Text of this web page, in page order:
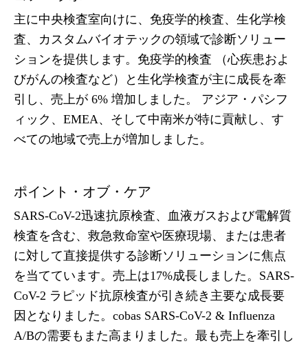
主に中央検査室向けに、免疫学的検査、生化学検
査、カスタムバイオテックの領域で診断ソリュー
ションを提供します。免疫学的検査 （心疾患およ
びがんの検査など）と生化学検査が主に成長を牽
引し、売上が 6% 増加しました。 アジア・パシフ
ィック、EMEA、そして中南米が特に貢献し、す
べての地域で売上が増加しました。
ポイント・オブ・ケア
SARS-CoV-2迅速抗原検査、血液ガスおよび電解質
検査を含む、救急救命室や医療現場、または患者
に対して直接提供する診断ソリューションに焦点
を当てています。売上は17%成長しました。SARS-
CoV-2 ラピッド抗原検査が引き続き主要な成長要
因となりました。cobas SARS-CoV-2 & Influenza
A/Bの需要もまた高まりました。最も売上を牽引し